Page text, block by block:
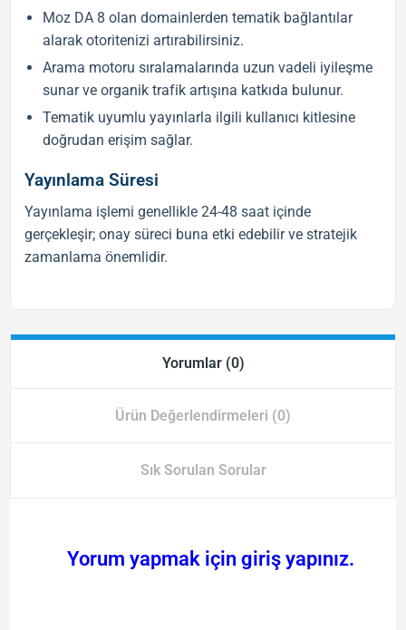
Moz DA 8 olan domainlerden tematik bağlantılar
alarak otoritenizi artırabilirsiniz.
Arama motoru sıralamalarında uzun vadeli iyileşme
sunar ve organik trafik artışına katkıda bulunur.
Tematik uyumlu yayınlarla ilgili kullanıcı kitlesine
doğrudan erişim sağlar.
Yayınlama Süresi
Yayınlama işlemi genellikle 24-48 saat içinde
gerçekleşir; onay süreci buna etki edebilir ve stratejik
zamanlama önemlidir.
Yorumlar (0)
Ürün Değerlendirmeleri (0)
Sık Sorulan Sorular
Yorum yapmak için giriş yapınız.